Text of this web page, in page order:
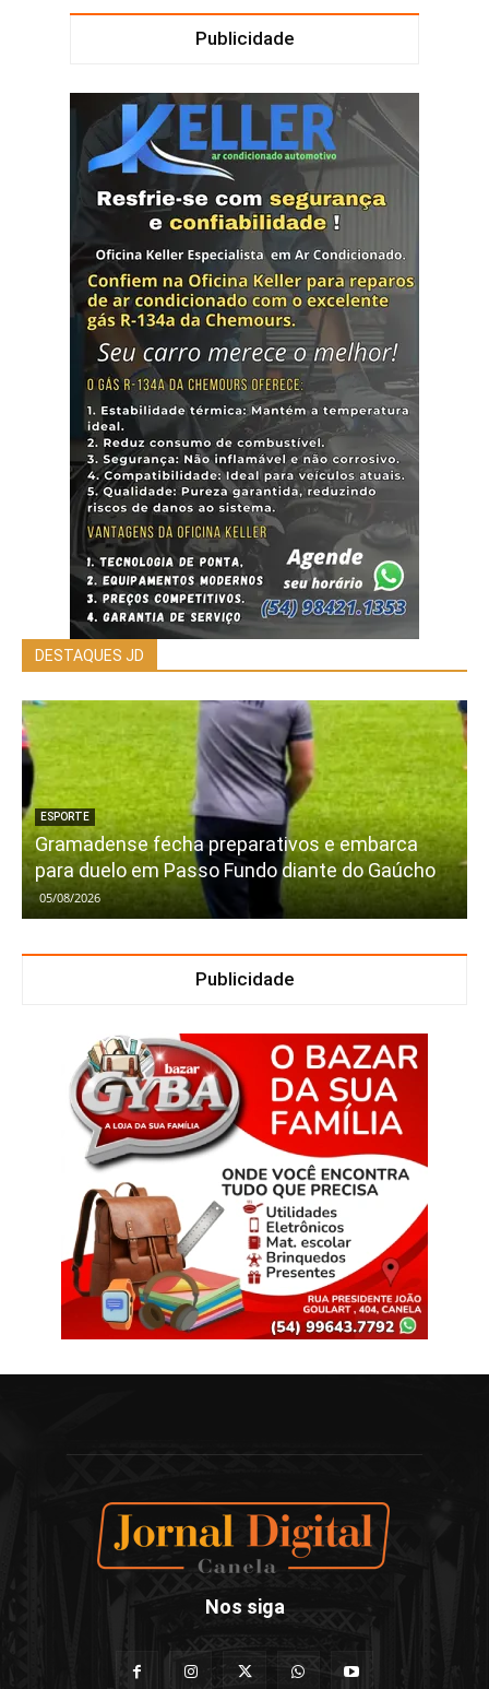
Publicidade
DESTAQUES JD
ESPORTE
Gramadense fecha preparativos e embarca
para duelo em Passo Fundo diante do Gaúcho
05/08/2026
Publicidade
Nos siga